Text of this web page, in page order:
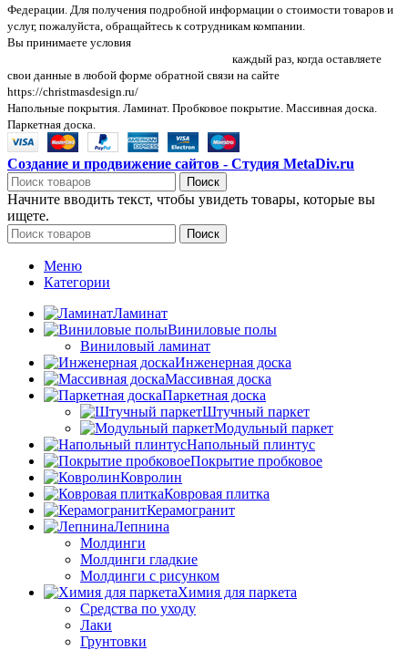
Федерации. Для получения подробной информации о стоимости товаров и
услуг, пожалуйста, обращайтесь к сотрудникам компании.
Вы принимаете условия
каждый раз, когда оставляете
свои данные в любой форме обратной связи на сайте
https://christmasdesign.ru/
Напольные покрытия. Ламинат. Пробковое покрытие. Массивная доска.
Паркетная доска.
Создание и продвижение сайтов - Студия MetaDiv.ru
Поиск
Начните вводить текст, чтобы увидеть товары, которые вы
ищете.
Поиск
Меню
Категории
Ламинат
Виниловые полы
Виниловый ламинат
Инженерная доска
Массивная доска
Паркетная доска
Штучный паркет
Модульный паркет
Напольный плинтус
Покрытие пробковое
Ковролин
Ковровая плитка
Керамогранит
Лепнина
Молдинги
Молдинги гладкие
Молдинги с рисунком
Химия для паркета
Средства по уходу
Лаки
Грунтовки